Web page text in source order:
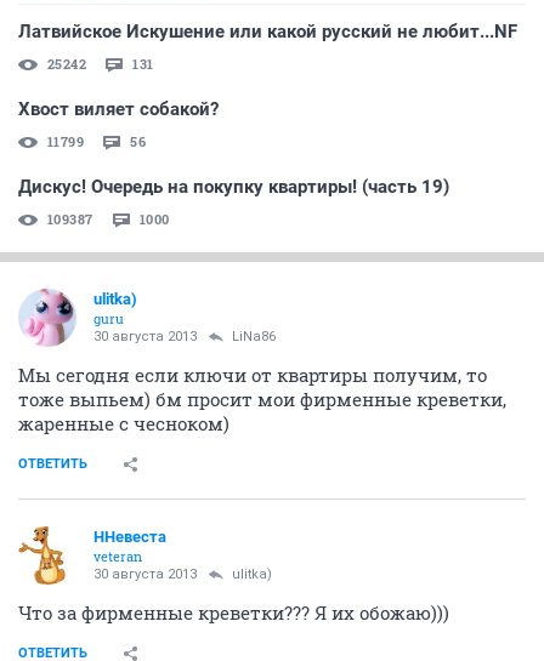
Латвийское Искушение или какой русский не любит...NF
25242 131
Хвост виляет собакой?
11799 56
Дискус! Очередь на покупку квартиры! (часть 19)
109387 1000
ulitka)
guru
30 августа 2013 LiNa86
Мы сегодня если ключи от квартиры получим, то
тоже выпьем) бм просит мои фирменные креветки,
жаренные с чесноком)
ОТВЕТИТЬ
ННевеста
veteran
30 августа 2013 ulitka)
Что за фирменные креветки??? Я их обожаю)))
ОТВЕТИТЬ